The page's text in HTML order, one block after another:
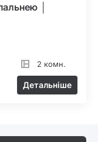
│
2 комн.
Детальніше